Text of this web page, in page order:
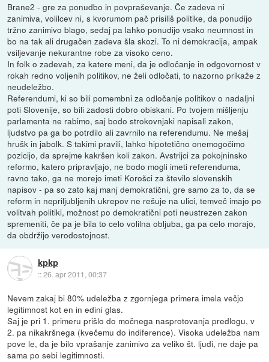
Brane2 - gre za ponudbo in povpraševanje. Če zadeva ni
zanimiva, volilcev ni, s kvorumom pač prisiliš politike, da ponudijo
tržno zanimivo blago, sedaj pa lahko ponudijo vsako neumnost in
bo na tak ali drugačen zadeva šla skozi. To ni demokracija, ampak
vsiljevanje nekurantne robe za visoko ceno.
In folk o zadevah, za katere meni, da je odločanje in odgovornost v
rokah redno voljenih politikov, ne želi odločati, to nazorno prikaže z
neudeležbo.
Referendumi, ki so bili pomembni za odločanje politikov o nadaljni
poti Slovenije, so bili zadosti dobro obiskani. Po tvojem mišljenju
parlamenta ne rabimo, saj bodo strokovnjaki napisali zakon,
ljudstvo pa ga bo potrdilo ali zavrnilo na referendumu. Ne mešaj
hrušk in jabolk. S takimi pravili, lahko hipotetično onemogočimo
pozicijo, da sprejme kakršen koli zakon. Avstrijci za pokojninsko
reformo, katero pripravljajo, ne bodo mogli imeti referenduma,
ravno tako, ga ne morejo imeti Korošci za število slovenskih
napisov - pa so zato kaj manj demokratični, gre samo za to, da se
reform in nepriljubljenih ukrepov ne rešuje na ulici, temveč imajo po
volitvah politiki, možnost po demokratični poti neustrezen zakon
spremeniti, če pa je bila to celo volilna obljuba, ga pa celo morajo,
da obdržijo verodostojnost.
kpkp
::26. apr 2011, 00:37
Nevem zakaj bi 80% udeležba z zgornjega primera imela večjo
legitimnost kot en in edini glas.
Saj je pri 1. primeru prišlo do močnega nasprotovanja predlogu, v
2. pa nikakršnega (kvečemu do indiference). Visoka udeležba nam
pove le, da je bilo vprašanje zanimivo za veliko št. ljudi, ne daje pa
sama po sebi legitimnosti.